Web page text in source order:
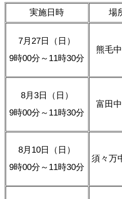
実施日時
場
7月27日（日）
9時00分～11時30分
熊毛
8月3日（日）
9時00分～11時30分
富田
8月10日（日）
9時00分～11時30分
須々万